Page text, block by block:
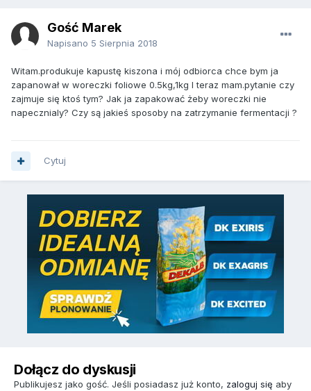
Gość Marek
Napisano 5 Sierpnia 2018
Witam.produkuje kapustę kiszona i mój odbiorca chce bym ja
zapanował w woreczki foliowe 0.5kg,1kg I teraz mam.pytanie czy
zajmuje się ktoś tym? Jak ja zapakować żeby woreczki nie
napecznialy? Czy są jakieś sposoby na zatrzymanie fermentacji ?
Cytuj
Dołącz do dyskusji
Publikujesz jako gość. Jeśli posiadasz już konto, zaloguj się aby